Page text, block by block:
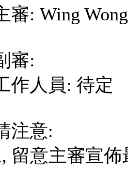
審: Wing Wong
審:
作人員: 待定
注意:
留意主審宣